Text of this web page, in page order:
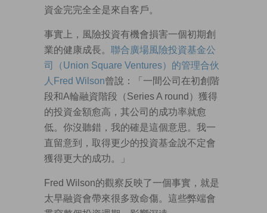
資金完完全全是來自客戶。
事實上，風險投資有機會損害一個初期創
業的健康成長。 聯合廣場風險投資基金公
司（Union Square Ventures）的管理合伙
人Fred Wilson曾說：「一間公司在初創階
段和A輪融資階段（Series A round）獲得
的投資金額愈高，其公司的成功率就愈
低。你沒聽錯，我的確是這個意思。我一
直留意到，取得更少的投資基金說不定會
獲得更大的成功。」
Fred Wilson的觀察反映了一個事實，就是
太早融資會帶來很多致命傷。這些弊端會